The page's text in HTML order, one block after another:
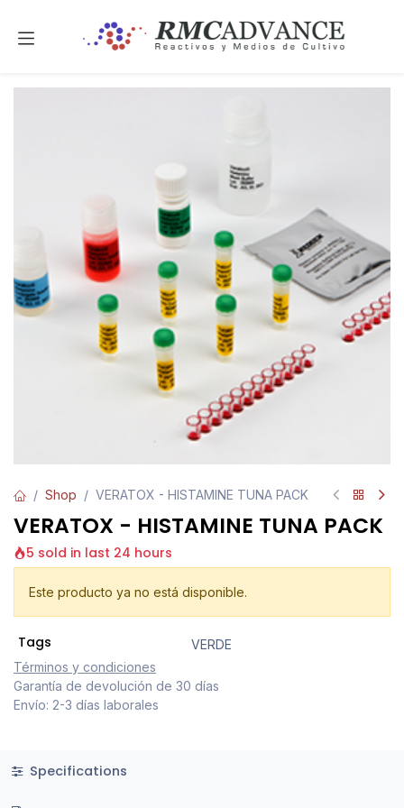
Shop VERATOX - HISTAMINE TUNA PACK
VERATOX - HISTAMINE TUNA PACK
5 sold in last 24 hours
Este producto ya no está disponible.
Tags
VERDE
Términos y condiciones
Garantía de devolución de 30 días
Envío: 2-3 días laborales
Specifications